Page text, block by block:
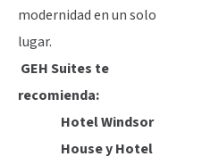
modernidad en un solo
lugar.
GEH Suites te
recomienda:
Hotel Windsor
House y Hotel